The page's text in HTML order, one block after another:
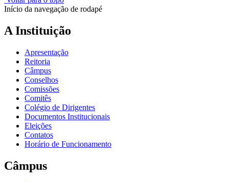
Início da navegação de rodapé
A Instituição
Apresentação
Reitoria
Câmpus
Conselhos
Comissões
Comitês
Colégio de Dirigentes
Documentos Institucionais
Eleições
Contatos
Horário de Funcionamento
Câmpus